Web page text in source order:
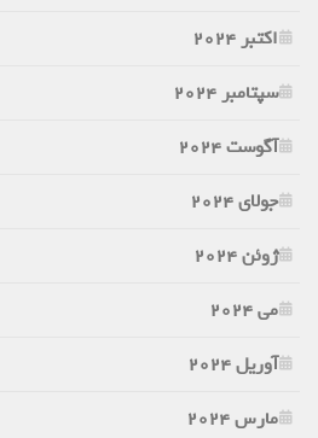
اکتبر 2024
سپتامبر 2024
آگوست 2024
جولای 2024
ژوئن 2024
می 2024
آوریل 2024
مارس 2024